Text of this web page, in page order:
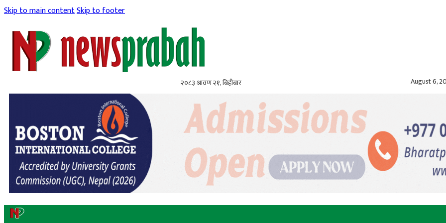
Skip to main contentSkip to footer
२०८३ श्रावण २१, बिहीबार August 6,